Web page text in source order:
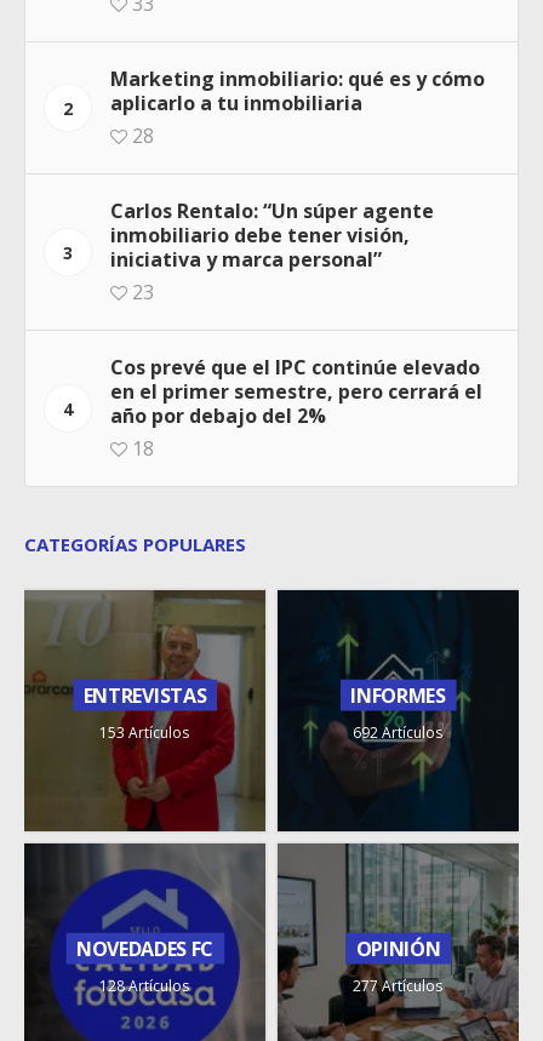
2
Marketing inmobiliario: qué es y cómo
aplicarlo a tu inmobiliaria
28
3
Carlos Rentalo: “Un súper agente
inmobiliario debe tener visión,
iniciativa y marca personal”
23
4
Cos prevé que el IPC continúe elevado
en el primer semestre, pero cerrará el
año por debajo del 2%
18
CATEGORÍAS POPULARES
ENTREVISTAS
153 Artículos
INFORMES
692 Artículos
NOVEDADES FC
128 Artículos
OPINIÓN
277 Artículos